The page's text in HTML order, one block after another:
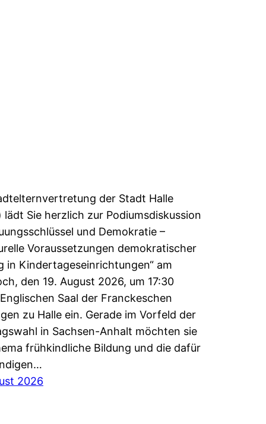
der Stadt Halle
lädt Sie herzlich zur Podiumsdiskussion
und Demokratie –
Voraussetzungen demokratischer
in Kindertageseinrichtungen“ am
den 19. August 2026, um 17:30
Saal der Franckeschen
zu Halle ein. Gerade im Vorfeld der
in Sachsen-Anhalt möchten sie
frühkindliche Bildung und die dafür
2026